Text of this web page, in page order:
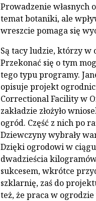
Prowadzenie własnych
temat botaniki, ale
wreszcie pomaga się
Są tacy ludzie, którzy w
Przekonać się o tym
tego typu programy.
opisuje projekt
Correctional Facility w
zakładzie złożyło
ogród. Część z nich po
Dziewczyny wybrały
Dzięki ogrodowi w
dwadzieścia
sukcesem, wkrótce
szklarnię, zaś do
też, że praca w